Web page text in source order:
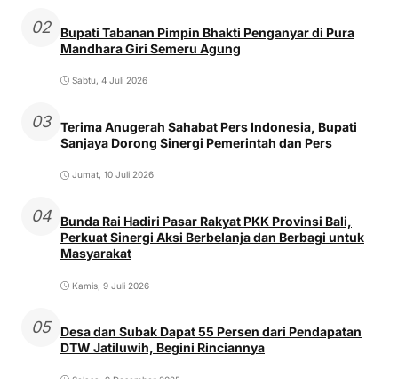
02
Bupati Tabanan Pimpin Bhakti Penganyar di Pura
Mandhara Giri Semeru Agung
Sabtu, 4 Juli 2026
03
Terima Anugerah Sahabat Pers Indonesia, Bupati
Sanjaya Dorong Sinergi Pemerintah dan Pers
Jumat, 10 Juli 2026
04
Bunda Rai Hadiri Pasar Rakyat PKK Provinsi Bali,
Perkuat Sinergi Aksi Berbelanja dan Berbagi untuk
Masyarakat
Kamis, 9 Juli 2026
05
Desa dan Subak Dapat 55 Persen dari Pendapatan
DTW Jatiluwih, Begini Rinciannya